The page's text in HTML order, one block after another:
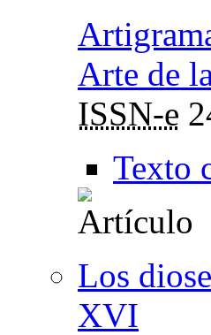
Arte de
ISSN-e
Texto
Los
XVI